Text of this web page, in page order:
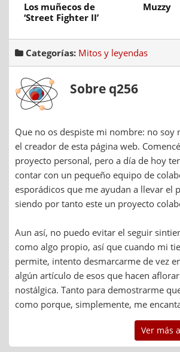
Los muñecos de
‘Street Fighter II’
Muzzy
Categorías: Mitos y leyendas
Sobre q256
Que no os despiste mi nombre: no soy
el creador de esta página web.
proyecto personal, pero a día de hoy
contar con un pequeño equipo de
esporádicos que me ayudan a llevar el
siendo por tanto este un proyecto
Aun así, no puedo evitar el seguir
como algo propio, así que cuando mi
permite, intento desmarcarme de vez
algún artículo de esos que hacen
nostálgica. Tanto para demostrarme
como porque, simplemente, me
Ver más